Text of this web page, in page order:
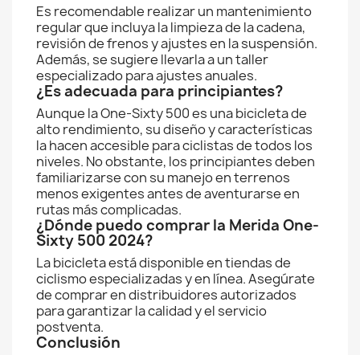
Es recomendable realizar un mantenimiento
regular que incluya la limpieza de la cadena,
revisión de frenos y ajustes en la suspensión.
Además, se sugiere llevarla a un taller
especializado para ajustes anuales.
¿Es adecuada para principiantes?
Aunque la One-Sixty 500 es una bicicleta de
alto rendimiento, su diseño y características
la hacen accesible para ciclistas de todos los
niveles. No obstante, los principiantes deben
familiarizarse con su manejo en terrenos
menos exigentes antes de aventurarse en
rutas más complicadas.
¿Dónde puedo comprar la Merida One-
Sixty 500 2024?
La bicicleta está disponible en tiendas de
ciclismo especializadas y en línea. Asegúrate
de comprar en distribuidores autorizados
para garantizar la calidad y el servicio
postventa.
Conclusión